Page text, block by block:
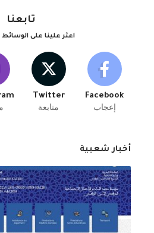
تابعنا
اعثر علينا على الوسائط
Facebook
إعجاب
Twitter
متابعة
أخبار شعبية